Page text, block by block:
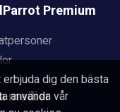
Premium
medier
dig den bästa
använda vår